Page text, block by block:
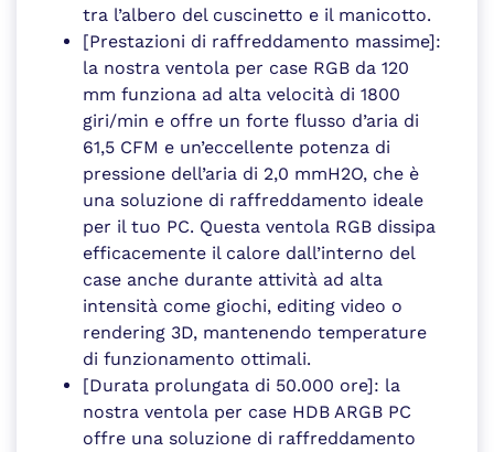
tra l’albero del cuscinetto e il manicotto.
[Prestazioni di raffreddamento massime]:
la nostra ventola per case RGB da 120
mm funziona ad alta velocità di 1800
giri/min e offre un forte flusso d’aria di
61,5 CFM e un’eccellente potenza di
pressione dell’aria di 2,0 mmH2O, che è
una soluzione di raffreddamento ideale
per il tuo PC. Questa ventola RGB dissipa
efficacemente il calore dall’interno del
case anche durante attività ad alta
intensità come giochi, editing video o
rendering 3D, mantenendo temperature
di funzionamento ottimali.
[Durata prolungata di 50.000 ore]: la
nostra ventola per case HDB ARGB PC
offre una soluzione di raffreddamento